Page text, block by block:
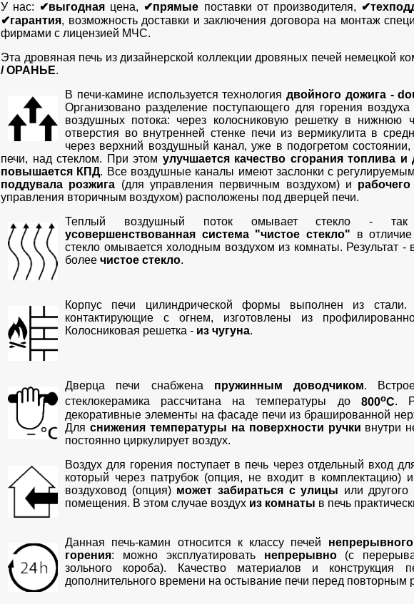
У нас: ✔выгодная цена, ✔прямые поставки от производителя,
✔гарантия, возможность доставки и заключения договора на монтаж
фирмами с лицензией МЧС.
Эта дровяная печь из дизайнерской коллекции дровяных печей немецкой
/ ОРАНЬЕ.
В печи-камине используется технология двойного дожига -
Организовано разделение поступающего для горения
воздушных потока: через колосниковую решетку в нижнюю
отверстия во внутренней стенке печи из вермикулита в
через верхний воздушный канал, уже в подогретом
печи, над стеклом. При этом улучшается качество сгорания топлива
повышается КПД. Все воздушные каналы имеют заслонки с
поддувала розжига (для управления первичным воздухом) и
управления вторичным воздухом) расположены под дверцей печи.
Теплый воздушный поток омывает стекло - так
усовершенствованная система "чистое стекло" в
стекло омывается холодным воздухом из комнаты. Результат -
более чистое стекло.
Корпус печи цилиндрической формы выполнен из
контактирующие с огнем, изготовлены из
Колосниковая решетка - из чугуна.
Дверца печи снабжена пружинным доводчиком.
стеклокерамика рассчитана на температуры до 800оС.
декоративные элементы на фасаде печи из брашированной
Для снижения температуры на поверхности ручки внутри
постоянно циркулирует воздух.
Воздух для горения поступает в печь через отдельный вход
который через патрубок (опция, не входит в комплектацию)
воздуховод (опция) может забираться с улицы или другого
помещения. В этом случае воздух из комнаты в печь
Данная печь-камин относится к классу печей
горения: можно эксплуатировать непрерывно(с
зольного короба). Качество материалов и конструкция
дополнительного времени на остывание печи перед повторным